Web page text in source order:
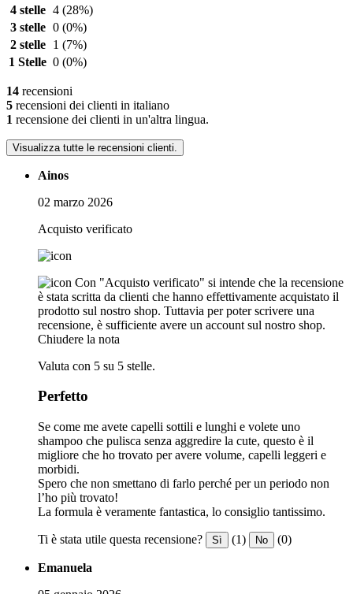
4 stelle 4 (28%)
3 stelle 0 (0%)
2 stelle
1 (7%)
1 Stelle 0 (0%)
14 recensioni
5 recensioni dei clienti in italiano
1 recensione dei clienti in un'altra lingua.
Visualizza tutte le recensioni clienti.
Ainos
02 marzo 2026
Acquisto verificato
Con "Acquisto verificato" si intende che la recensione
è stata scritta da clienti che hanno effettivamente acquistato il
prodotto sul nostro shop. Tuttavia per poter scrivere una
recensione, è sufficiente avere un account sul nostro shop.
Chiudere la nota
Valuta con 5 su 5 stelle.
Perfetto
Se come me avete capelli sottili e lunghi e volete uno
shampoo che pulisca senza aggredire la cute, questo è il
migliore che ho trovato per avere volume, capelli leggeri e
morbidi.
Spero che non smettano di farlo perché per un periodo non
l’ho più trovato!
La formula è veramente fantastica, lo consiglio tantissimo.
Ti è stata utile questa recensione? Sì (1) No (0)
Emanuela